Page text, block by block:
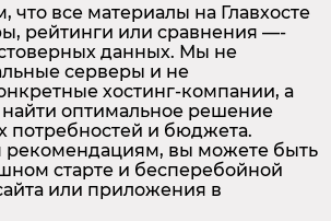
что все материалы на Главхосте
рейтинги или сравнения —-
данных. Мы не
серверы и не
хостинг-компании, а
оптимальное решение
потребностей и бюджета.
вы можете быть
старте и бесперебойной
или приложения в